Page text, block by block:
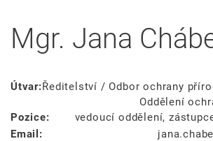
Mgr. Jana
Útvar:Ředitelství / Odbor ochrany
Oddělení
Pozice:
vedoucí oddělení,
Email: